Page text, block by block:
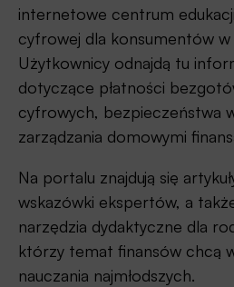
internetowe centrum
cyfrowej dla konsumentów w
Użytkownicy odnajdą tu
dotyczące płatności
cyfrowych, bezpieczeństwa
zarządzania domowymi
Na portalu znajdują się
wskazówki ekspertów, a
narzędzia dydaktyczne dla
którzy temat finansów chcą
nauczania najmłodszych.